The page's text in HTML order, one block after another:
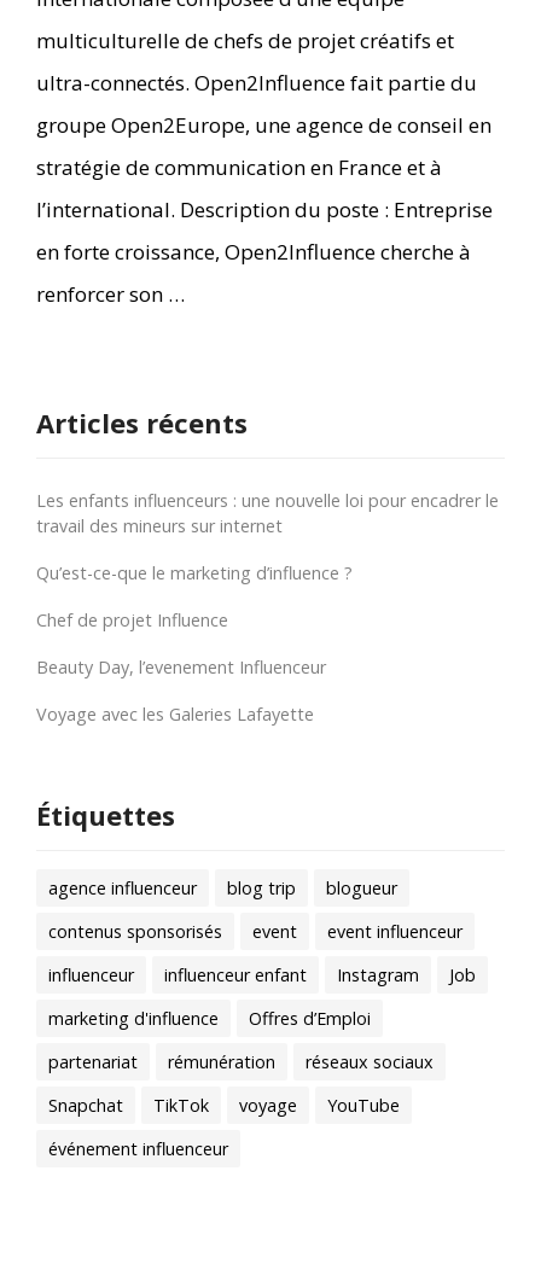
multiculturelle de chefs de projet créatifs et
ultra-connectés. Open2Influence fait partie du
groupe Open2Europe, une agence de conseil en
stratégie de communication en France et à
l’international. Description du poste : Entreprise
en forte croissance, Open2Influence cherche à
renforcer son …
Articles récents
Les enfants influenceurs : une nouvelle loi pour encadrer le
travail des mineurs sur internet
Qu’est-ce-que le marketing d’influence ?
Chef de projet Influence
Beauty Day, l’evenement Influenceur
Voyage avec les Galeries Lafayette
Étiquettes
agence influenceur blog trip
blogueur
contenus sponsorisés
event
event influenceur
influenceur
influenceur enfant Instagram
Job
marketing d'influence
Offres d’Emploi
partenariat
rémunération
réseaux sociaux
Snapchat
TikTok voyage
YouTube
événement influenceur